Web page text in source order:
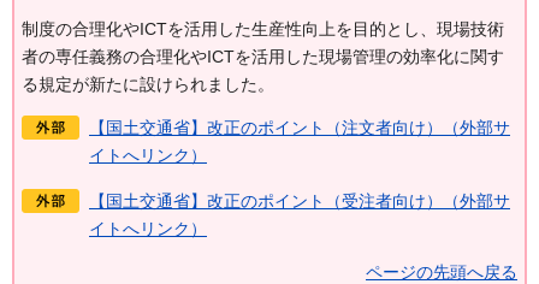
制度の合理化やICTを活用した生産性向上を目的とし、現場技術
者の専任義務の合理化やICTを活用した現場管理の効率化に関す
る規定が新たに設けられました。
【国土交通省】改正のポイント（注文者向け）（外部サ
イトへリンク）
【国土交通省】改正のポイント（受注者向け）（外部サ
イトへリンク）
ページの先頭へ戻る